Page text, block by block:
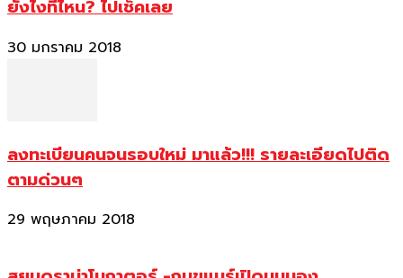
ยังไงที่ไหน? ไปเช็คเลย
30 มกราคม 2018
ลงทะเบียนคนจนรอบใหม่ มาแล้ว!!! รายละเอียดไปติด
ตามด่วนๆ
29 พฤษภาคม 2018